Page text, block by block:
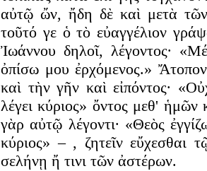
αὐτῷ ὤν, ἤδη δὲ καὶ μετὰ
τοῦτό γε ὁ τὸ εὐαγγέλιον
Ἰωάννου δηλοῖ, λέγοντος·
ὀπίσω μου ἐρχόμενος.»
καὶ τὴν γῆν καὶ εἰπόντος·
λέγει κύριος» ὄντος μεθ'
γὰρ αὐτῷ λέγοντι· «Θεὸς
κύριος» – , ζητεῖν εὔχεσθαι
σελήνῃ ἤ τινι τῶν ἀστέρων.